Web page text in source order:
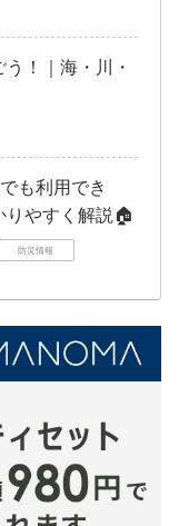
！｜海・川・
も利用でき
りやすく解説🏠
防災情報